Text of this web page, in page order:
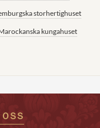
storhertighuset
kungahuset
OSS